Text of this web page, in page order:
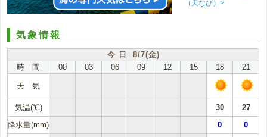
（天なび）>
気象情報
今 日 8/7(金)
時 間
00 03 06 09 12 15 18 21
天 気
気温(℃) 30
27
降水量(mm)
0 0